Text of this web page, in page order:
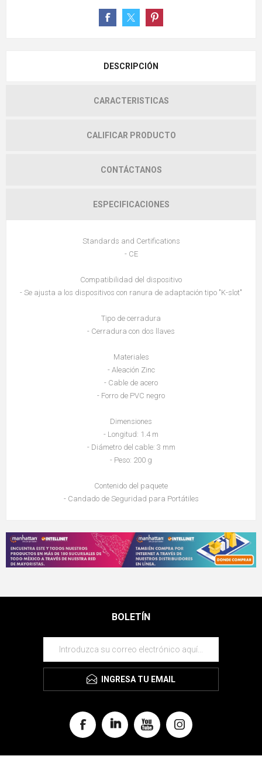
DESCRIPCIÓN
CARACTERISTICAS
CALIFICAR PRODUCTO
CONTÁCTANOS
ESPECIFICACIONES
Standards and Certifications
- CE
Compatibilidad del dispositivo
- Se ajusta a los dispositivos con ranura de adaptación tipo "K-slot"
Tipo de cerradura
- Cerradura con dos llaves
Materiales
- Aleación Zinc
- Cable de acero
- Forro de PVC negro
Dimensiones
- Longitud: 1.4 m
- Diámetro del cable: 3 mm
- Peso: 200 g
Contenido del paquete
- Candado de Seguridad para Portátiles
BOLETÍN
INGRESA TU EMAIL